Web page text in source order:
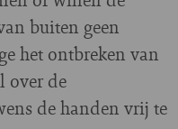
buiten geen
het ontbreken van
over de
de handen vrij te